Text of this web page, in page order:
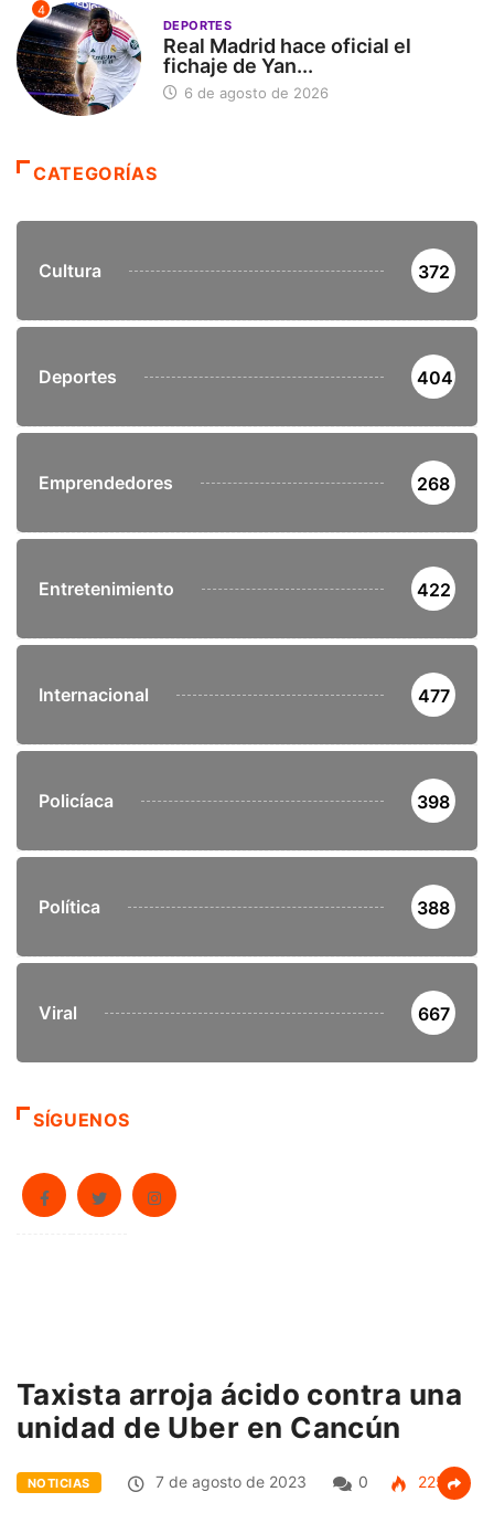
4
DEPORTES
Real Madrid hace oficial el
fichaje de Yan...
6 de agosto de 2026
CATEGORÍAS
Cultura 372
Deportes 404
Emprendedores 268
Entretenimiento 422
Internacional 477
Policíaca 398
Política 388
Viral 667
SÍGUENOS
Taxista arroja ácido contra una
unidad de Uber en Cancún
NOTICIAS 7 de agosto de 2023 0 225